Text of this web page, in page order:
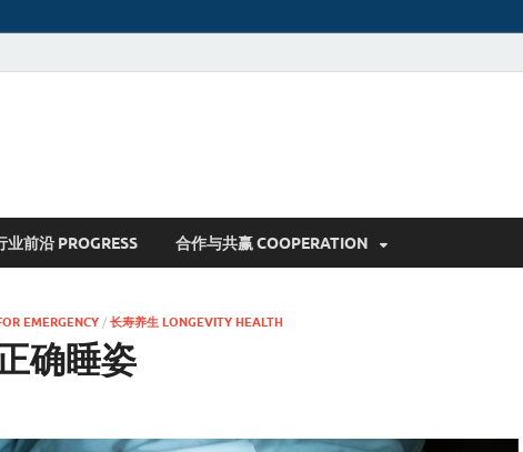
业前沿 PROGRESS 合作与共赢 COOPERATION
EMERGENCY/ 长寿养生 LONGEVITY HEALTH
确睡姿